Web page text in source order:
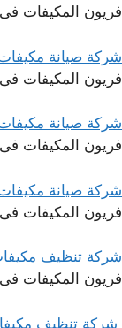
فريون المكيفات
شركة صيانة مكيفات
فريون المكيفات فى
شركة صيانة
فريون المكيفات
شركة صيانة
فريون المكيفات
شركة تنظيف
فريون المكيفات
شركة تنظيف